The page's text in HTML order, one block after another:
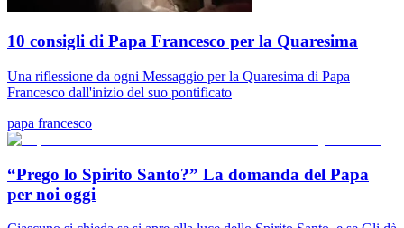
10 consigli di Papa Francesco per la Quaresima
Una riflessione da ogni Messaggio per la Quaresima di Papa
Francesco dall'inizio del suo pontificato
papa francesco
“Prego lo Spirito Santo?” La domanda del Papa
per noi oggi